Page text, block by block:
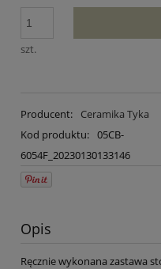
szt.
Producent:
Ceramika Tyka
Kod produktu: 05CB-
6054F_20230130133146
Opis
Ręcznie wykonana zastawa